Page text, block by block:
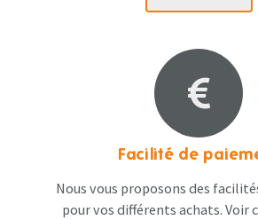
Facilité de
Nous vous proposons des
pour vos différents achats. Voir